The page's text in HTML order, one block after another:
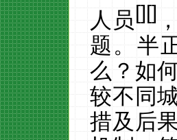
人员[][]
题。半
么？如
较不同
措及后